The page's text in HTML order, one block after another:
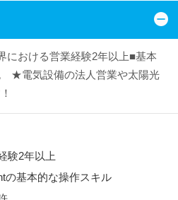
における営業経験2年以上■基本
★電気設備の法人営業や太陽光
験2年以上
の基本的な操作スキル